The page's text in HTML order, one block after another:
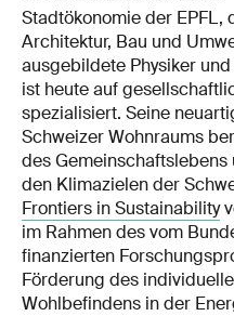
Stadtökonomie der EPFL,
Architektur, Bau und
ausgebildete Physiker
ist heute auf
spezialisiert. Seine
Schweizer Wohnraums
des
den Klimazielen der
Frontiers in Sustainability
im Rahmen des vom
finanzierten
Förderung des
Wohlbefindens in der